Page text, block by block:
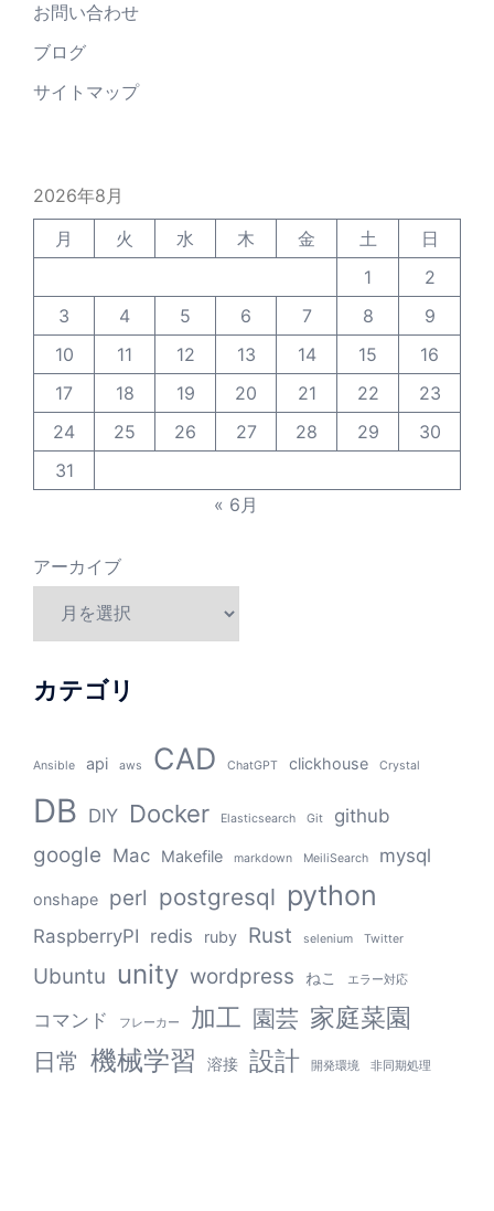
お問い合わせ
ブログ
サイトマップ
2026年8月
月
火 水 木 金 土
日
1
2
3
4 5 6 7 8
9
10
11 12 13 14 15
16
17
18 19 20 21 22
23
24
25 26 27 28 29
30
31
« 6月
アーカイブ
カテゴリ
Ansible api aws CAD ChatGPT clickhouse Crystal
DB DIY Docker Elasticsearch Git github
google Mac Makefile markdown MeiliSearch mysql
onshape perl postgresql python
RaspberryPI redis ruby Rust selenium Twitter
Ubuntu unity wordpress ねこ エラー対応
コマンド フレーカー 加工 園芸 家庭菜園
日常 機械学習 溶接 設計 開発環境 非同期処理